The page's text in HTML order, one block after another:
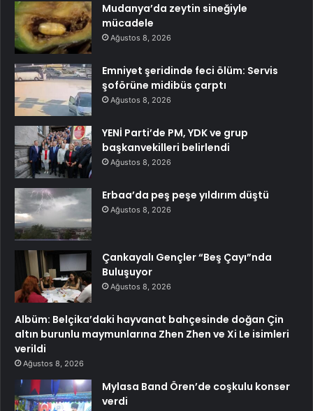
Mudanya’da zeytin sineğiyle
mücadele
Ağustos 8, 2026
Emniyet şeridinde feci ölüm: Servis
şoförüne midibüs çarptı
Ağustos 8, 2026
YENİ Parti’de PM, YDK ve grup
başkanvekilleri belirlendi
Ağustos 8, 2026
Erbaa’da peş peşe yıldırım düştü
Ağustos 8, 2026
Çankayalı Gençler “Beş Çayı”nda
Buluşuyor
Ağustos 8, 2026
Albüm: Belçika’daki hayvanat bahçesinde doğan Çin
altın burunlu maymunlarına Zhen Zhen ve Xi Le isimleri
verildi
Ağustos 8, 2026
Mylasa Band Ören’de coşkulu konser
verdi